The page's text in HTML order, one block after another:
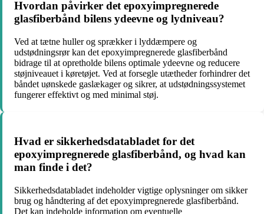
Hvordan påvirker det epoxyimpregnerede
glasfiberbånd bilens ydeevne og lydniveau?
Ved at tætne huller og sprækker i lyddæmpere og
udstødningsrør kan det epoxyimpregnerede glasfiberbånd
bidrage til at opretholde bilens optimale ydeevne og reducere
støjniveauet i køretøjet. Ved at forsegle utætheder forhindrer det
båndet uønskede gaslækager og sikrer, at udstødningssystemet
fungerer effektivt og med minimal støj.
Hvad er sikkerhedsdatabladet for det
epoxyimpregnerede glasfiberbånd, og hvad kan
man finde i det?
Sikkerhedsdatabladet indeholder vigtige oplysninger om sikker
brug og håndtering af det epoxyimpregnerede glasfiberbånd.
Det kan indeholde information om eventuelle